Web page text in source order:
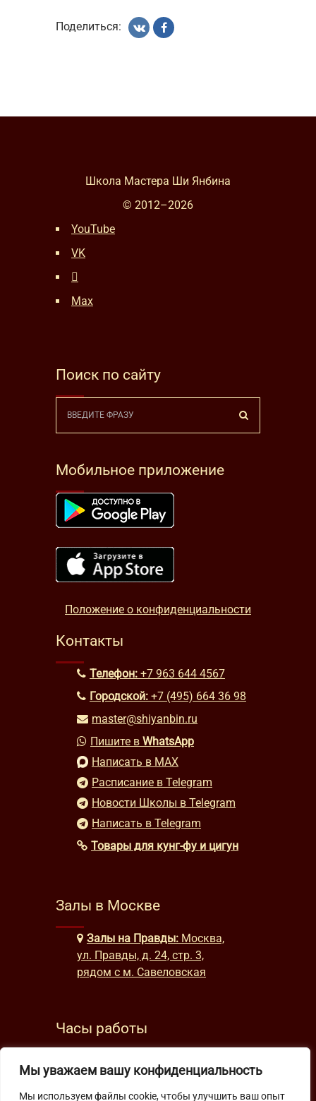
Мы уважаем вашу конфиденциальность
Мы используем файлы cookie, чтобы улучшить ваш опыт
Поделиться:
Школа Мастера Ши Янбина
© 2012–2026
YouTube
VK
Max
Поиск по сайту
Мобильное приложение
Положение о конфиденциальности
Контакты
Телефон: +7 963 644 4567
Городской: +7 (495) 664 36 98
master@shiyanbin.ru
Пишите в WhatsApp
Написать в MAX
Расписание в Telegram
Новости Школы в Telegram
Написать в Telegram
Товары для кунг-фу и цигун
Залы в Москве
Залы на Правды: Москва,
ул. Правды, д. 24, стр. 3,
рядом с м. Савеловская
Часы работы
выходные: с 10:00 до 19:30